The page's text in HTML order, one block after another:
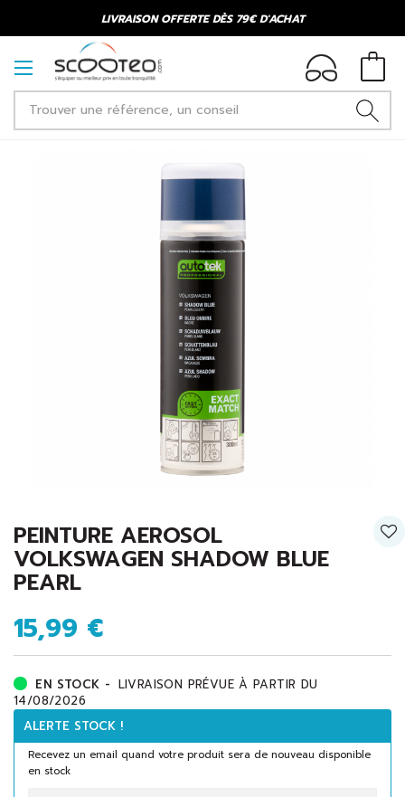
LIVRAISON OFFERTE DÈS 79€ D'ACHAT
PEINTURE AEROSOL
VOLKSWAGEN SHADOW BLUE
PEARL
15,99 €
EN STOCK - LIVRAISON PRÉVUE À PARTIR DU
14/08/2026
ALERTE STOCK !
Recevez un email quand votre produit sera de nouveau disponible
en stock